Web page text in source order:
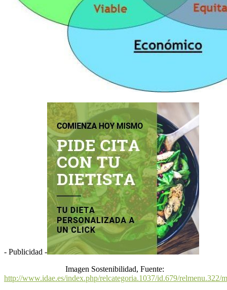
- Publicidad -
Imagen Sostenibilidad, Fuente:
http://www.idae.es/index.php/relcategoria.1037/id.679/relmenu.322/